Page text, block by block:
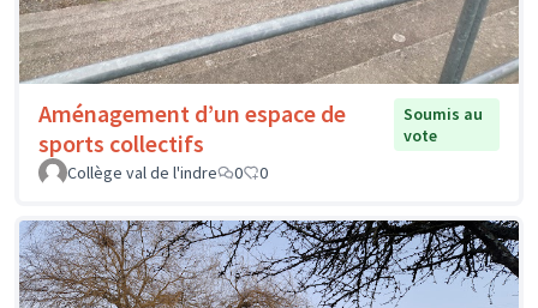
Aménagement d’un espace de
sports collectifs
Soumis au
vote
Collège val de l'indre
0 0